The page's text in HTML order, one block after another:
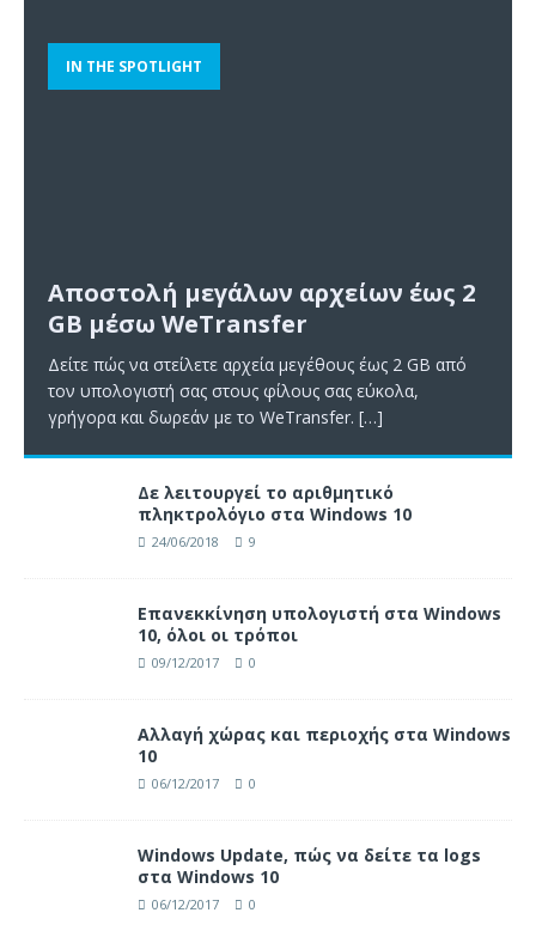
IN THE SPOTLIGHT
Αποστολή μεγάλων αρχείων έως 2
GB μέσω WeTransfer
Δείτε πώς να στείλετε αρχεία μεγέθους έως 2 GB από
τον υπολογιστή σας στους φίλους σας εύκολα,
γρήγορα και δωρεάν με το WeTransfer. […]
Δε λειτουργεί το αριθμητικό
πληκτρολόγιο στα Windows 10
24/06/2018 9
Επανεκκίνηση υπολογιστή στα Windows
10, όλοι οι τρόποι
09/12/2017 0
Αλλαγή χώρας και περιοχής στα Windows
10
06/12/2017 0
Windows Update, πώς να δείτε τα logs
στα Windows 10
06/12/2017 0